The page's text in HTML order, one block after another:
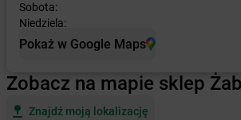
Sobota:
Niedziela:
Pokaż w Google Maps
Zobacz na mapie sklep
Znajdź moją lokalizację